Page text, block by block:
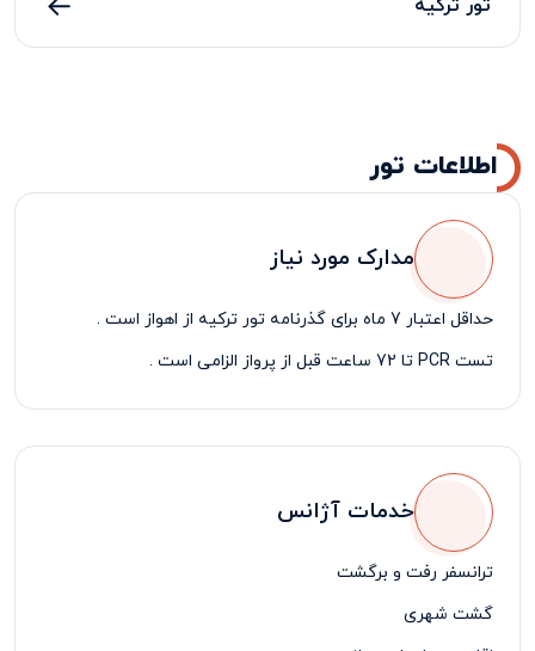
تور ترکیه
اطلاعات تور
مدارک مورد نیاز
حداقل اعتبار 7 ماه برای گذرنامه تور ترکیه از اهواز است .
تست PCR تا 72 ساعت قبل از پرواز الزامی است .
خدمات آژانس
ترانسفر رفت و برگشت
گشت شهری